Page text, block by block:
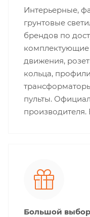
Интерьерные,
грунтовые
брендов по
комплектующие
движения,
кольца,
пульты.
производителя.
Большой выбор